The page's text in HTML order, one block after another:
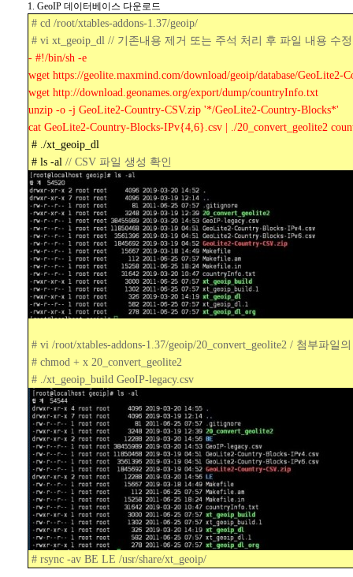
1. GeoIP 데이터베이스 다운로드
# cd /root/xtables-addons-1.37/geoip/
# vi xt_geoip_dl // 기존내용 제거 또는 주석 처리 후 파일 내용 수정
- #!/bin/sh -e
wget https://geolite.maxmind.com/download/geoip/database/GeoLite2-
wget http://download.geonames.org/export/dump/countryInfo.txt
unzip -o -j GeoLite2-Country-CSV.zip '*/GeoLite2-Country-Blocks*'
cat GeoLite2-Country-Blocks-IPv{4,6}.csv | ./20_convert_geolite2
# ./xt_geoip_dl
# ls -al // CSV 파일 생성 확인
# vi /root/xtables-addons-1.37/geoip/20_convert_geolite2 / 첨부파일
# chmod + x 20_convert_geolite2
# ./xt_geoip_build GeoIP-legacy.csv
# rsync -av BE LE /usr/share/xt_geoip/